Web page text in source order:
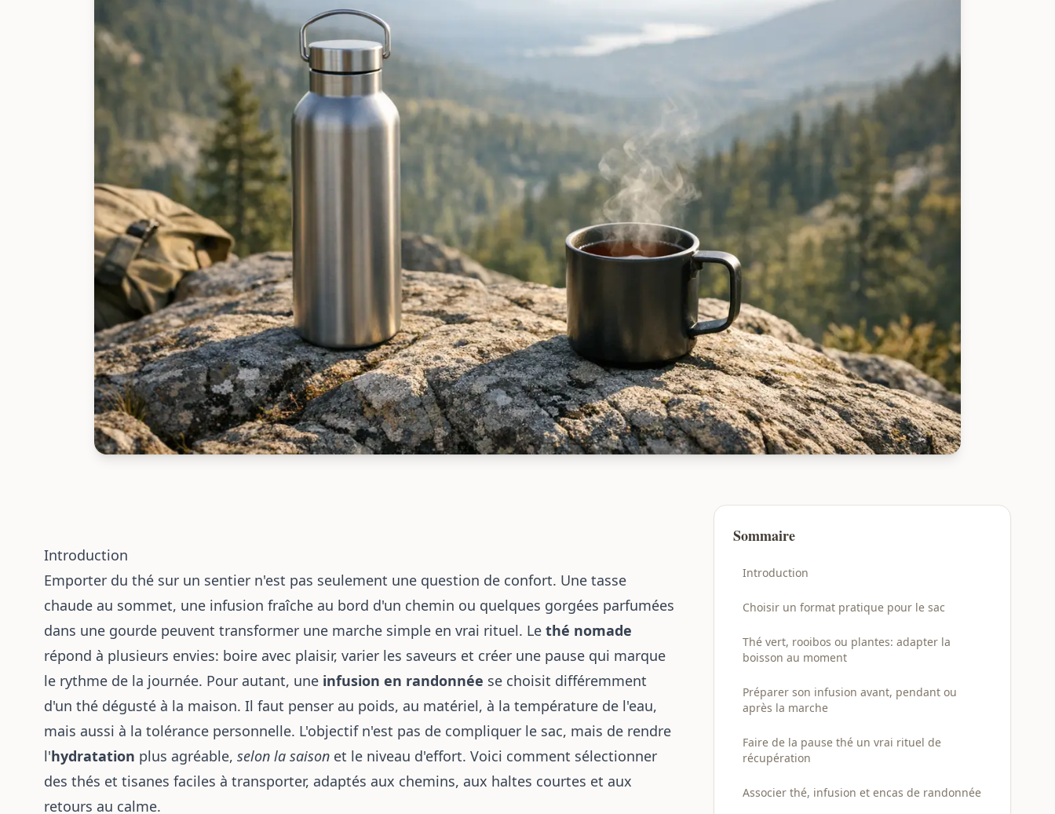
Introduction
Emporter du thé sur un sentier n'est pas seulement une question de confort. Une tasse
chaude au sommet, une infusion fraîche au bord d'un chemin ou quelques gorgées parfumées
dans une gourde peuvent transformer une marche simple en vrai rituel. Le thé nomade
répond à plusieurs envies: boire avec plaisir, varier les saveurs et créer une pause qui marque
le rythme de la journée. Pour autant, une infusion en randonnée se choisit différemment
d'un thé dégusté à la maison. Il faut penser au poids, au matériel, à la température de l'eau,
mais aussi à la tolérance personnelle. L'objectif n'est pas de compliquer le sac, mais de rendre
l'hydratation plus agréable, selon la saison et le niveau d'effort. Voici comment sélectionner
des thés et tisanes faciles à transporter, adaptés aux chemins, aux haltes courtes et aux
retours au calme.
Sommaire
Introduction
Choisir un format pratique pour le sac
Thé vert, rooibos ou plantes: adapter la
boisson au moment
Préparer son infusion avant, pendant ou
après la marche
Faire de la pause thé un vrai rituel de
récupération
Associer thé, infusion et encas de randonnée